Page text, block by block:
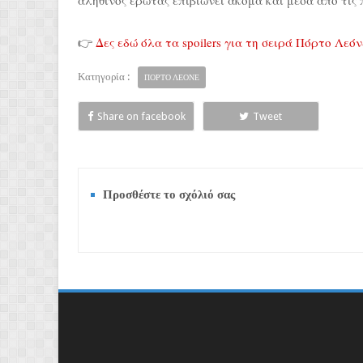
👉 Δες εδώ όλα τα spoilers για τη σειρά Πόρτο
Κατηγορία : ΠΟΡΤΟ ΛΕΟΝΕ
Share on facebook Tweet
Προσθέστε το σχόλιό σας